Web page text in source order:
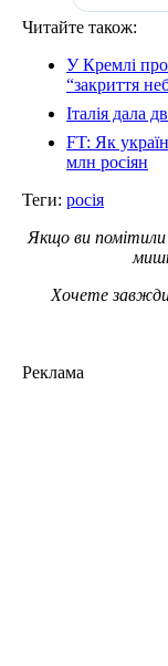
Читайте також:
У Кремлі
“закриття
Італія дала
FT: Як
млн росіян
Теги: росія
Якщо ви помітили
Хочете завжди
Реклама